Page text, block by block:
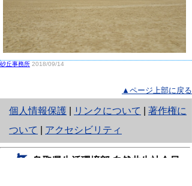
砂丘事務所 2018/09/14
▲ページ上部に戻る
個人情報保護
と
り
ネ
リンクについて
著作権に
ついて
アクセシビリティ
鳥取県生活環境部 自然共生社会局